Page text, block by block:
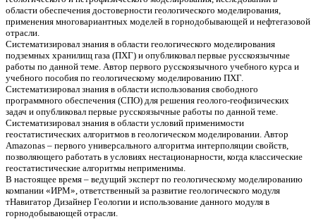
области обеспечения достоверности геологического моделирования,
применения многовариантных моделей в горнодобывающей и нефтегазовой
отрасли.
Систематизировал знания в области геологического моделирования
подземных хранилищ газа (ПХГ) и опубликовал первые русскоязычные
работы по данной теме. Автор первого русскоязычного учебного курса и
учебного пособия по геологическому моделированию ПХГ.
Систематизировал знания в области использования свободного
программного обеспечения (СПО) для решения геолого-геофизических
задач и опубликовал первые русскоязычные работы по данной теме.
Систематизировал знания в области условий применимости
геостатистических алгоритмов в геологическом моделировании. Автор
Amazonas – первого универсального алгоритма интерполяции свойств,
позволяющего работать в условиях нестационарности, когда классические
геостатистические алгоритмы неприменимы.
В настоящее время – ведущий эксперт по геологическому моделированию
компании «ИРМ», ответственный за развитие геологического модуля
тНавигатор Дизайнер Геологии и использование данного модуля в
горнодобывающей отрасли.